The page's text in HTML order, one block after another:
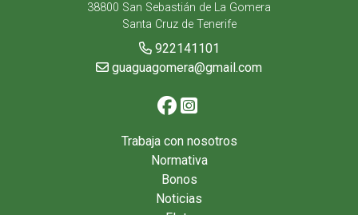
38800 San Sebastián de La Gomera
Santa Cruz de Tenerife
922141101
guaguagomera@gmail.com
Trabaja con nosotros
Normativa
Bonos
Noticias